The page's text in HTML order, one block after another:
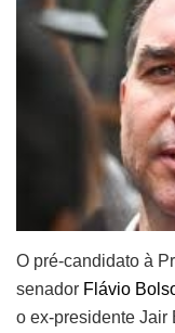
O pré-candidato à
senador Flávio
o ex-presidente Jair